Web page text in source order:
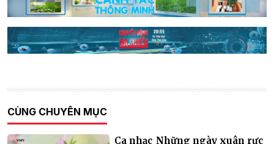
CÙNG CHUYÊN MỤC
Ca nhạc_Những ngày xuân rực